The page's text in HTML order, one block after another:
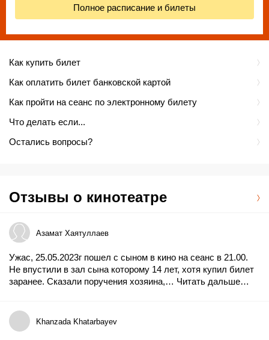
Как купить билет
Как оплатить билет банковской картой
Как пройти на сеанс по электронному билету
Что делать если...
Остались вопросы?
Полное расписание и билеты
Отзывы о кинотеатре
Азамат Хаятуллаев
Ужас, 25.05.2023г пошел с сыном в кино на сеанс в 21.00.
Не впустили в зал сына которому 14 лет, хотя купил билет
заранее. Сказали поручения хозяина,… Читать дальше…
Khanzada Khatarbayev